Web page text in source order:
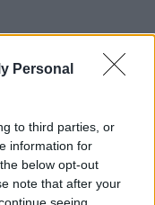
Personal
to third parties, or
information for
below opt-out
note that after your
παθήσεις
μπορεί επίσης: